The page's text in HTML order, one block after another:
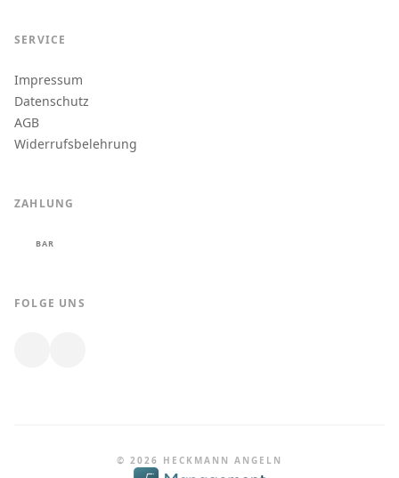
SERVICE
Impressum
Datenschutz
AGB
Widerrufsbelehrung
ZAHLUNG
BAR
FOLGE UNS
© 2026 HECKMANN ANGELN